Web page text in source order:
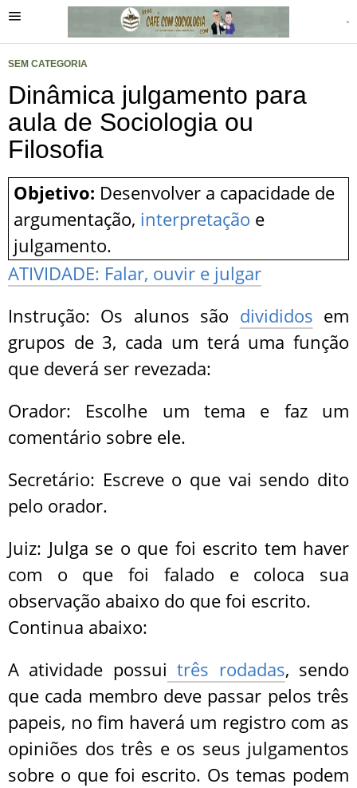
SEM CATEGORIA
Dinâmica julgamento para
aula de Sociologia ou
Filosofia
Objetivo: Desenvolver a capacidade de
argumentação, interpretação e
julgamento.
ATIVIDADE: Falar, ouvir e julgar
Instrução: Os alunos são divididos em
grupos de 3, cada um terá uma função
que deverá ser revezada:
Orador: Escolhe um tema e faz um
comentário sobre ele.
Secretário: Escreve o que vai sendo dito
pelo orador.
Juiz: Julga se o que foi escrito tem haver
com o que foi falado e coloca sua
observação abaixo do que foi escrito.
Continua abaixo:
A atividade possui três rodadas, sendo
que cada membro deve passar pelos três
papeis, no fim haverá um registro com as
opiniões dos três e os seus julgamentos
sobre o que foi escrito. Os temas podem